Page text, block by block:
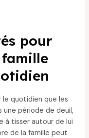
pour
le quotidien que les
période de deuil,
à tisser autour de lui
de la famille peut